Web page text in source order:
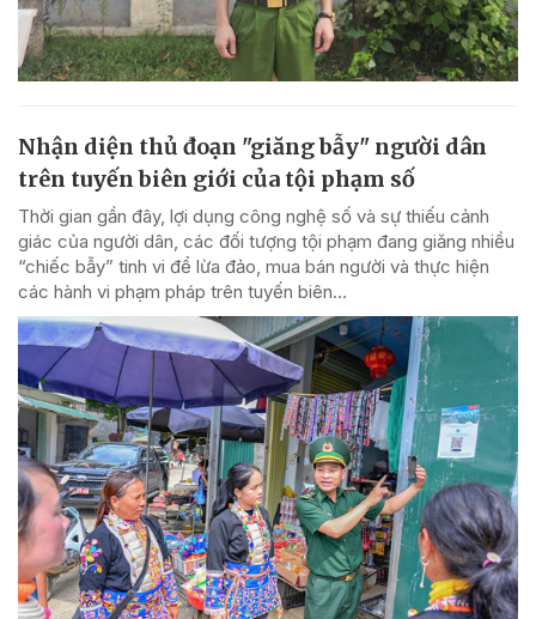
Nhận diện thủ đoạn "giăng bẫy" người dân
trên tuyến biên giới của tội phạm số
Thời gian gần đây, lợi dụng công nghệ số và sự thiếu cảnh
giác của người dân, các đối tượng tội phạm đang giăng nhiều
“chiếc bẫy” tinh vi để lừa đảo, mua bán người và thực hiện
các hành vi phạm pháp trên tuyến biên...